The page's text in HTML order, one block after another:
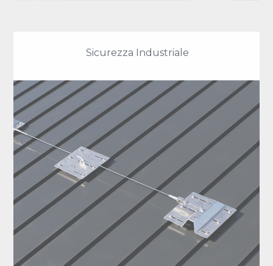
Sicurezza Industriale